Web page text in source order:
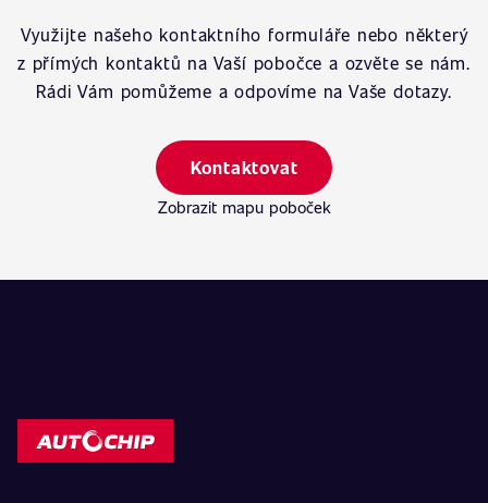
Využijte našeho kontaktního formuláře nebo některý
z přímých kontaktů na Vaší pobočce a ozvěte se nám.
Rádi Vám pomůžeme a odpovíme na Vaše dotazy.
Kontaktovat
Zobrazit mapu poboček